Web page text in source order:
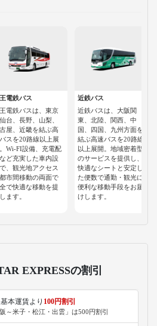
電鉄バス
電鉄バスは、東京
台、長野、山梨、
屋、近畿を結ぶ高
スを20路線以上展
Wi-FI設備、充電配
ど充実した車内設
、観光地アクセス
市間移動の両面で
で快適な移動を提
ます。
近鉄バス
近鉄バスは、大阪関
東、北陸、関西、中
国、四国、九州方面を
結ぶ高速バスを20路線
以上展開。地域密着型
のサービスを提供し、
快適なシートと安定し
た便数で通勤・観光に
便利な移動手段をお届
けします。
EXPRESSの割引
本運賃より 100円割引
阪～米子・松江・出雲」は500円割引